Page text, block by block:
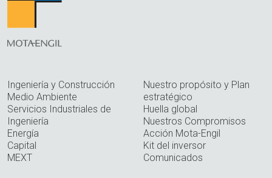
Ingeniería y Construcción
Medio Ambiente
Servicios Industriales de
Ingeniería
Energía
Capital
MEXT
Nuestro propósito y Plan
estratégico
Huella global
Nuestros Compromisos
Acción Mota-Engil
Kit del inversor
Comunicados